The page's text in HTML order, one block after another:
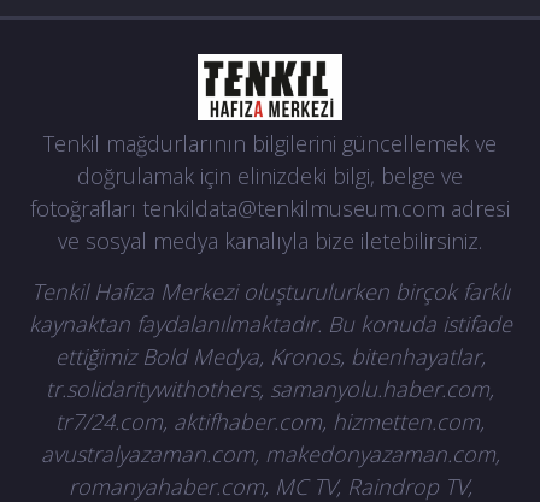
Tenkil mağdurlarının bilgilerini güncellemek ve
doğrulamak için elinizdeki bilgi, belge ve
fotoğrafları tenkildata@tenkilmuseum.com adresi
ve sosyal medya kanalıyla bize iletebilirsiniz.
Tenkil Hafıza Merkezi oluşturulurken birçok farklı
kaynaktan faydalanılmaktadır. Bu konuda istifade
ettiğimiz Bold Medya, Kronos, bitenhayatlar,
tr.solidaritywithothers, samanyolu.haber.com,
tr7/24.com, aktifhaber.com, hizmetten.com,
avustralyazaman.com, makedonyazaman.com,
romanyahaber.com, MC TV, Raindrop TV,